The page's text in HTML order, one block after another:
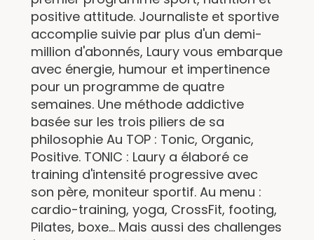
positive attitude. Journaliste et sportive
accomplie suivie par plus d'un demi-
million d'abonnés, Laury vous embarque
avec énergie, humour et impertinence
pour un programme de quatre
semaines. Une méthode addictive
basée sur les trois piliers de sa
philosophie Au TOP : Tonic, Organic,
Positive. TONIC : Laury a élaboré ce
training d'intensité progressive avec
son père, moniteur sportif. Au menu :
cardio-training, yoga, CrossFit, footing,
Pilates, boxe... Mais aussi des challenges